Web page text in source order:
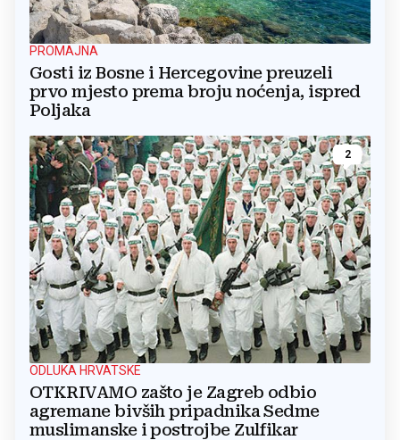
PROMAJNA
Gosti iz Bosne i Hercegovine preuzeli
prvo mjesto prema broju noćenja, ispred
Poljaka
2
ODLUKA HRVATSKE
OTKRIVAMO zašto je Zagreb odbio
agremane bivših pripadnika Sedme
muslimanske i postrojbe Zulfikar